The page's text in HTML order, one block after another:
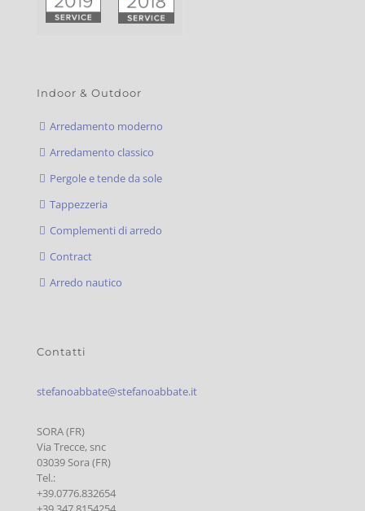
Indoor & Outdoor
Arredamento moderno
Arredamento classico
Pergole e tende da sole
Tappezzeria
Complementi di arredo
Contract
Arredo nautico
Contatti
stefanoabbate@stefanoabbate.it
SORA (FR)
Via Trecce, snc
03039 Sora (FR)
Tel.:
+39.0776.832654